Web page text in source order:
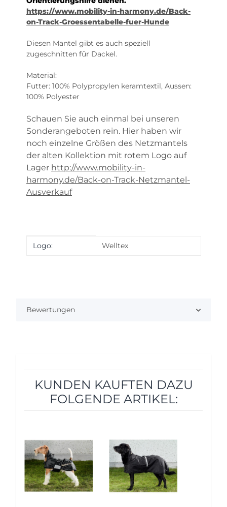
https://www.mobility-in-harmony.de/Back-
on-Track-Groessentabelle-fuer-Hunde
Diesen Mantel gibt es auch speziell
zugeschnitten für Dackel.
Material:
Futter: 100% Polypropylen keramtextil, Aussen:
100% Polyester
Schauen Sie auch einmal bei unseren
Sonderangeboten rein. Hier haben wir
noch einzelne Größen des Netzmantels
der alten Kollektion mit rotem Logo auf
Lager http://www.mobility-in-
harmony.de/Back-on-Track-Netzmantel-
Ausverkauf
Produkteigenschaft
Wert
Logo: Welltex
Bewertungen
KUNDEN KAUFTEN DAZU
FOLGENDE ARTIKEL: